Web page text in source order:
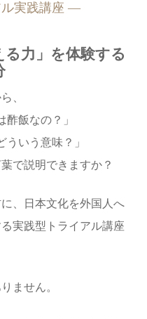
実践講座 ―
力」を体験する
、
酢飯なの？」
ういう意味？」
で説明できますか？
、日本文化を外国人へ
実践型トライアル講座
ません。